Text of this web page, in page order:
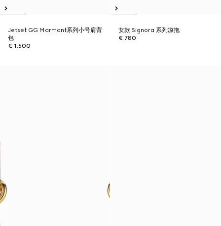
Jetset GG Marmont系列小号肩背
包
€ 1.500
女款 Signora 系列凉拖
€ 780